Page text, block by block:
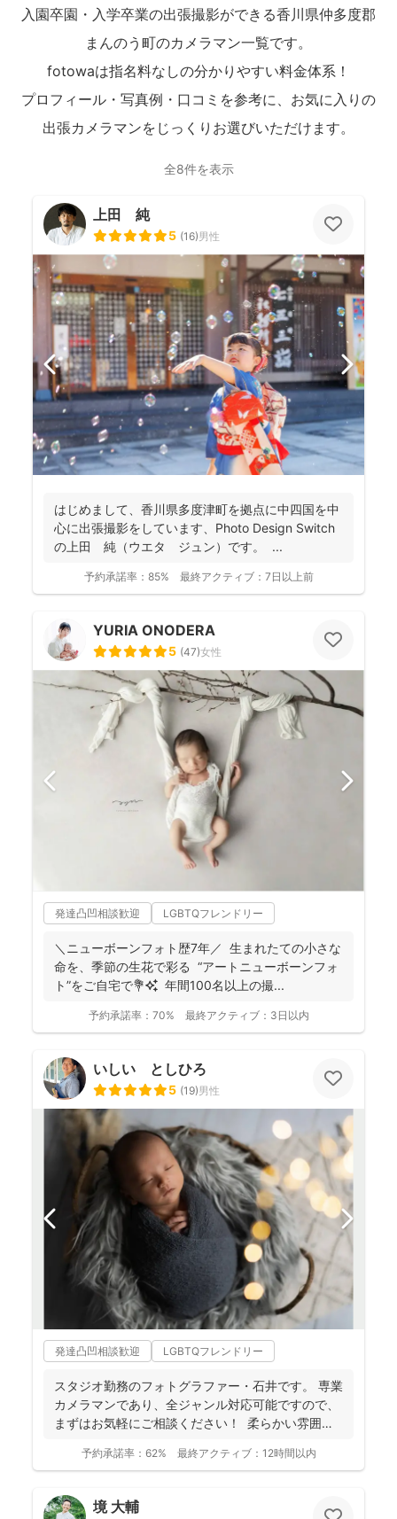
入園卒園・入学卒業の出張撮影ができる香川県仲多度郡
まんのう町のカメラマン一覧です。
fotowaは指名料なしの分かりやすい料金体系！
プロフィール・写真例・口コミを参考に、お気に入りの
出張カメラマンをじっくりお選びいただけます。
全8件を表示
上田 純
5 (16)男性
はじめまして、香川県多度津町を拠点に中四国を中
心に出張撮影をしています、Photo Design Switch
の上田 純（ウエタ ジュン）です。 ...
予約承諾率： 85% 最終アクティブ： 7日以上前
YURIA ONODERA
5 (47)女性
発達凸凹相談歓迎 LGBTQフレンドリー
＼ニューボーンフォト歴7年／ 生まれたての小さな
命を、季節の生花で彩る “アートニューボーンフォ
ト”をご自宅で💐✨ 年間100名以上の撮...
予約承諾率： 70% 最終アクティブ： 3日以内
いしい としひろ
5 (19)男性
発達凸凹相談歓迎 LGBTQフレンドリー
スタジオ勤務のフォトグラファー・石井です。 専業
カメラマンであり、全ジャンル対応可能ですので、
まずはお気軽にご相談ください！ 柔らかい雰囲気
予約承諾率： 62% 最終アクティブ： 12時間以内
境 大輔